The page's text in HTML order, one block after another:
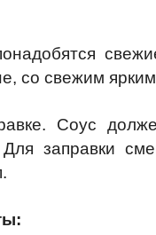
со свежим
Соус
заправки